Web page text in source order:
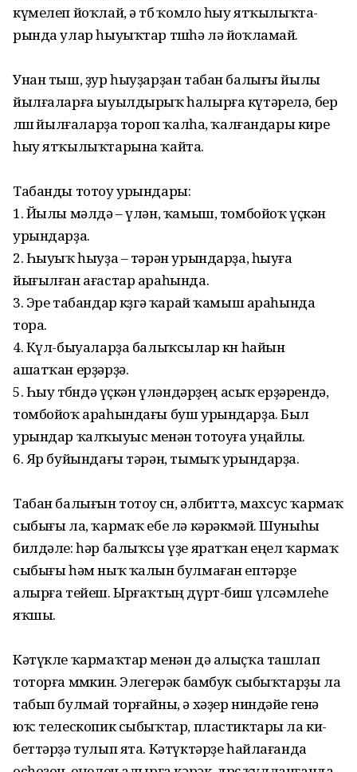
күмелеп йоҡ­лай, ә төбө ҡомло һыу ятҡылыҡта­
рында улар һыуыҡ­тар төшһә лә йоҡламай.
Унан тыш, ҙур һыуҙарҙан табан ба­лығы йылы
йылға­ларға ыуылдырыҡ һалырға күтәрелә, бер
өлөшө йылға­ларҙа тороп ҡалһа, ҡалған­дары кире
һыу ятҡылыҡ­тарына ҡайта.
Табанды тотоу урындары:
1. Йылы мәлдә – үлән, ҡамыш, томбойоҡ үҫкән
урындарҙа.
2. Һыуыҡ һыуҙа – тәрән урындарҙа, һыуға
йығылған ағастар араһында.
3. Эре табандар көҙгә ҡарай ҡамыш араһында
тора.
4. Күл-быуаларҙа балыҡ­сылар көн һайын
ашатҡан ерҙәрҙә.
5. Һыу төбөндә үҫкән үлән­дәрҙең асыҡ ерҙәрендә,
том­бойоҡ араһындағы буш урын­дарҙа. Был
урындар ҡал­ҡыуыс менән тотоуға уңайлы.
6. Яр буйындағы тәрән, тымыҡ урындарҙа.
Табан балығын тотоу өсөн, әлбиттә, махсус ҡармаҡ
сы­бығы ла, ҡармаҡ ебе лә кә­рәкмәй. Шуныһы
билдәле: һәр балыҡсы үҙе яратҡан еңел ҡармаҡ
сыбығы һәм ныҡ ҡалын булмаған ептәрҙе
алырға тейеш. Ырғаҡтың дүрт-биш үлсәмлеһе
яҡшы.
Кәтүкле ҡар­маҡтар менән дә алыҫҡа ташлап
тоторға мөмкин. Элегерәк бамбук сыбыҡтарҙы ла
табып булмай торғайны, ә хәҙер ниндәйе генә
юҡ: телескопик сыбыҡ­тар, пластиктары ла ки­
бет­тәрҙә тулып ята. Кәтүктәрҙе һайлағанда